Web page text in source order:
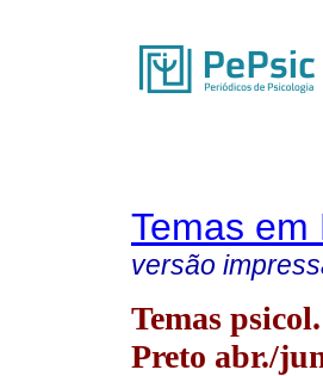
Temas em
versão
Temas
Preto abr./